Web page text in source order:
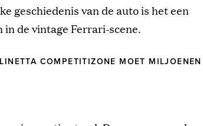
geschiedenis van de auto is het een
in de vintage Ferrari-scene.
COMPETITIZONE MOET MILJOENEN